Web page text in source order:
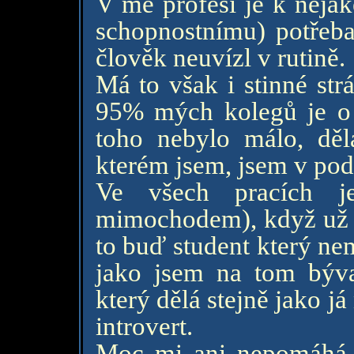
schopnostnímu)
člověk neuvízl v rutině.
Má to však i stinné
95% mých kolegů je
toho nebylo málo,
kterém jsem, jsem v
Ve všech pracích
mimochodem), když
to buď student který
jako jsem na tom
který dělá stejně jako
introvert.